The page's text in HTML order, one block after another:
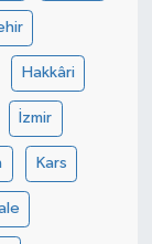
Hakkâri
İzmir
Kars